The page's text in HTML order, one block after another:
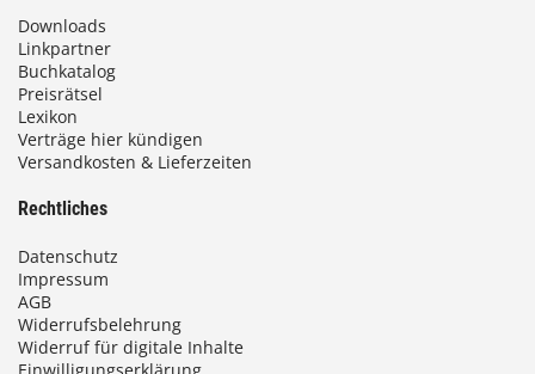
Downloads
Linkpartner
Buchkatalog
Preisrätsel
Lexikon
Verträge hier kündigen
Versandkosten & Lieferzeiten
Rechtliches
Datenschutz
Impressum
AGB
Widerrufsbelehrung
Widerruf für digitale Inhalte